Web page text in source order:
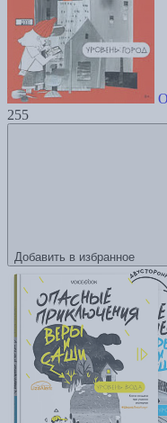
255
Добавить в избранное